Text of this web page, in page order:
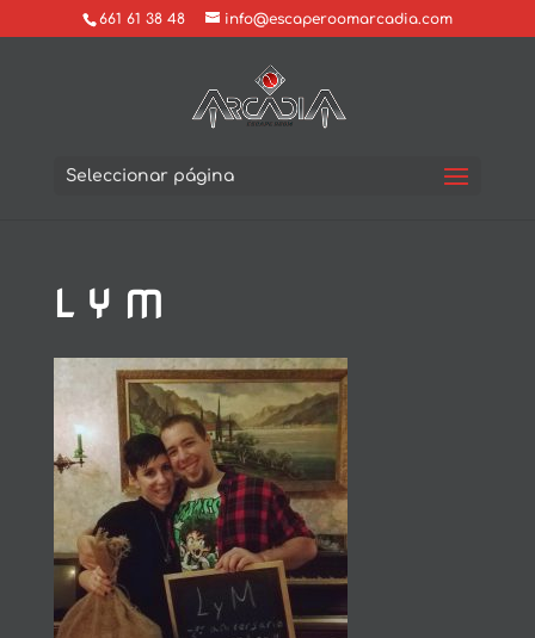
661 61 38 48 info@escaperoomarcadia.com
Seleccionar página
L Y M